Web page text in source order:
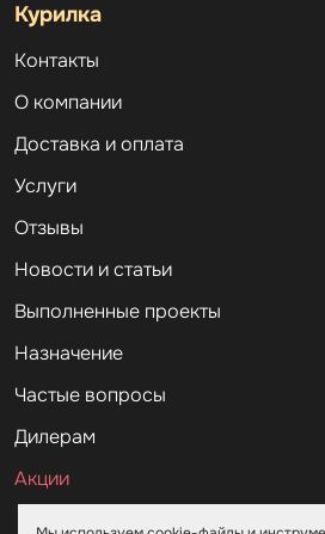
Курилка
Контакты
О компании
Доставка и оплата
Услуги
Отзывы
Новости и статьи
Выполненные проекты
Назначение
Частые вопросы
Дилерам
Акции